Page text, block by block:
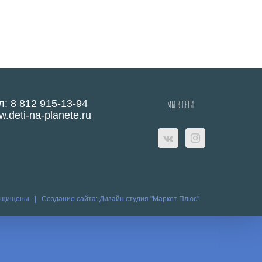
8 812 915-13-94
na-planete.ru
МЫ В СЕТИ:
| Создание сайта: Дизайн студия "Маркет Плюс"